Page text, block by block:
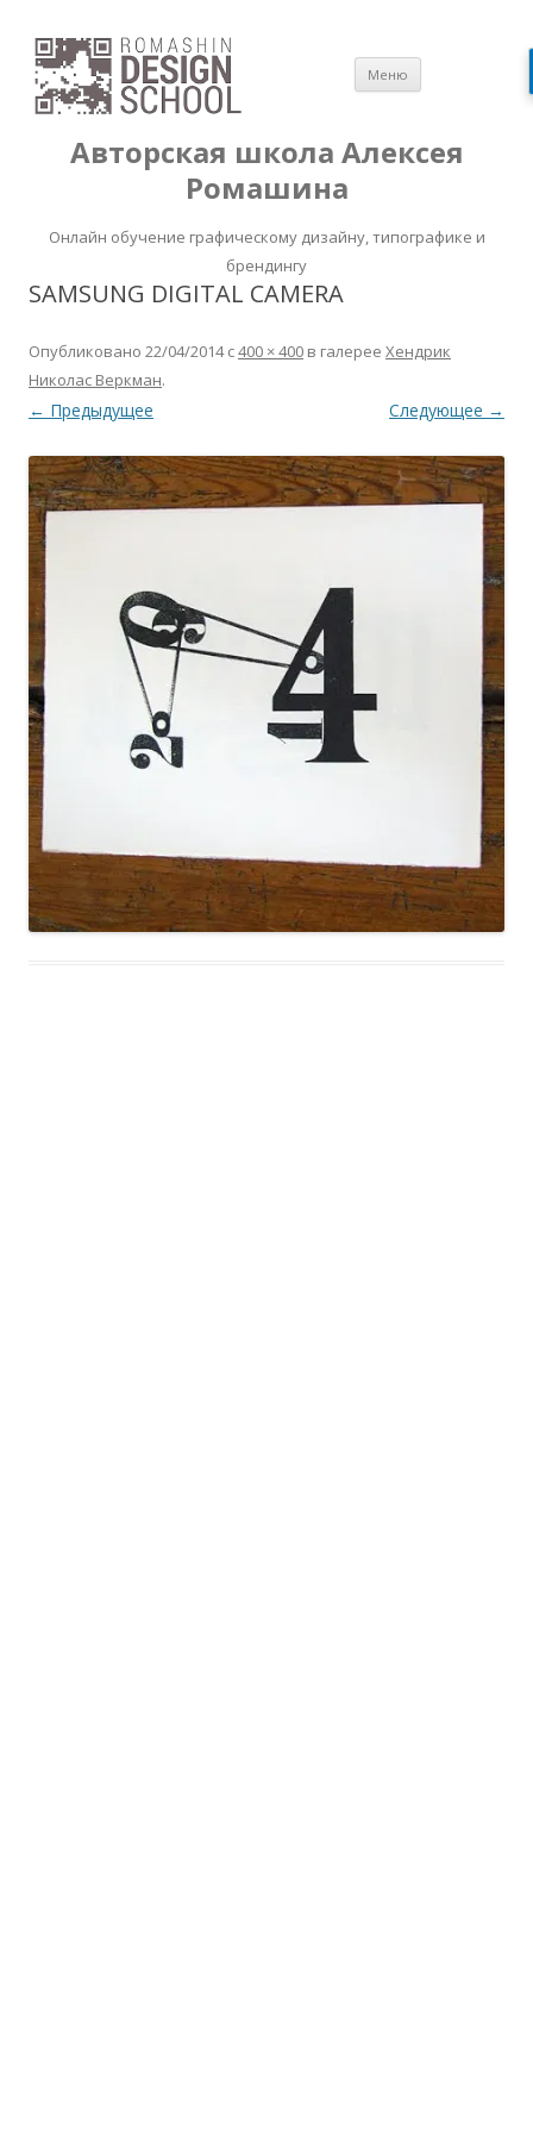
Авторская школа Алексея
Ромашина
Онлайн обучение графическому дизайну, типографике и
брендингу
Меню
содержимому
SAMSUNG DIGITAL CAMERA
Опубликовано 22/04/2014с400 × 400 в галерее Хендрик
Николас Веркман.
← Предыдущее Следующее →